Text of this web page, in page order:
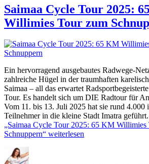
Saimaa Cycle Tour 2025:
Willimies Tour zum
Ein hervorragend ausgebautes Radwege-
zahlreiche Hügel in der traumhaften
Saimaa – all das erwartet
Tour. Es handelt sich um DIE Radtour für
Vom 11. bis 13. Juli 2025 hat sie rund 4.000
Teilnehmer in die kleine Stadt Imatra
„Saimaa Cycle Tour 2025: 65 KM Willimies
Schnuppern“ weiterlesen